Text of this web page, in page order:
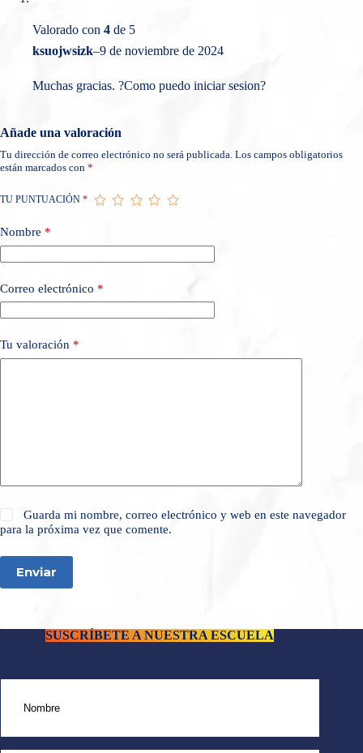
Valorado con 4 de 5
ksuojwsizk–9 de noviembre de 2024
Muchas gracias. ?Como puedo iniciar sesion?
Añade una valoración
Tu dirección de correo electrónico no será publicada. Los campos obligatorios
están marcados con *
TU PUNTUACIÓN *
Nombre *
Correo electrónico *
Tu valoración *
Guarda mi nombre, correo electrónico y web en este navegador
para la próxima vez que comente.
Enviar
SUSCRÍBETE A NUESTRA ESCUELA